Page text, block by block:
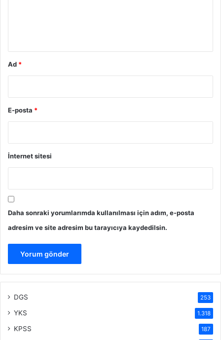
Ad *
E-posta *
İnternet sitesi
Daha sonraki yorumlarımda kullanılması için adım, e-posta
adresim ve site adresim bu tarayıcıya kaydedilsin.
DGS 253
YKS 1.318
KPSS 187